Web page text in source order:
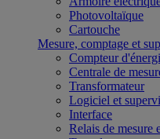
Photovoltaïque
Cartouche
Mesure, comptage et
Compteur
Centrale de
Transformateur
Logiciel et
Interface
Relais de mesure